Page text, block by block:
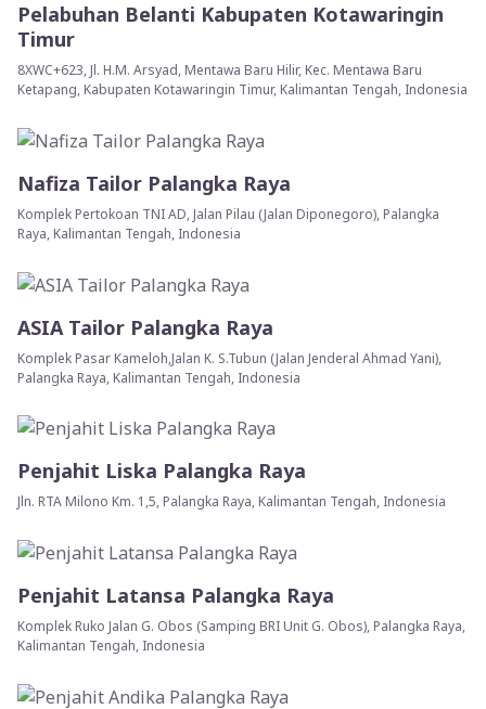
Pelabuhan Belanti Kabupaten Kotawaringin
Timur
8XWC+623, Jl. H.M. Arsyad, Mentawa Baru Hilir, Kec. Mentawa Baru
Ketapang, Kabupaten Kotawaringin Timur, Kalimantan Tengah, Indonesia
Nafiza Tailor Palangka Raya
Komplek Pertokoan TNI AD, Jalan Pilau (Jalan Diponegoro), Palangka
Raya, Kalimantan Tengah, Indonesia
ASIA Tailor Palangka Raya
Komplek Pasar Kameloh,Jalan K. S.Tubun (Jalan Jenderal Ahmad Yani),
Palangka Raya, Kalimantan Tengah, Indonesia
Penjahit Liska Palangka Raya
Jln. RTA Milono Km. 1,5, Palangka Raya, Kalimantan Tengah, Indonesia
Penjahit Latansa Palangka Raya
Komplek Ruko Jalan G. Obos (Samping BRI Unit G. Obos), Palangka Raya,
Kalimantan Tengah, Indonesia